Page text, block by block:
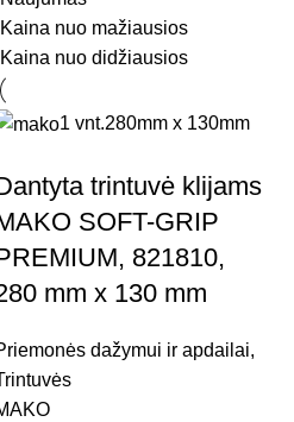
Kaina nuo mažiausios
Kaina nuo didžiausios
1 vnt.280mm x 130mm
trintuvė klijams
SOFT-GRIP
821810,
mm x 130 mm
dažymui ir apdailai,